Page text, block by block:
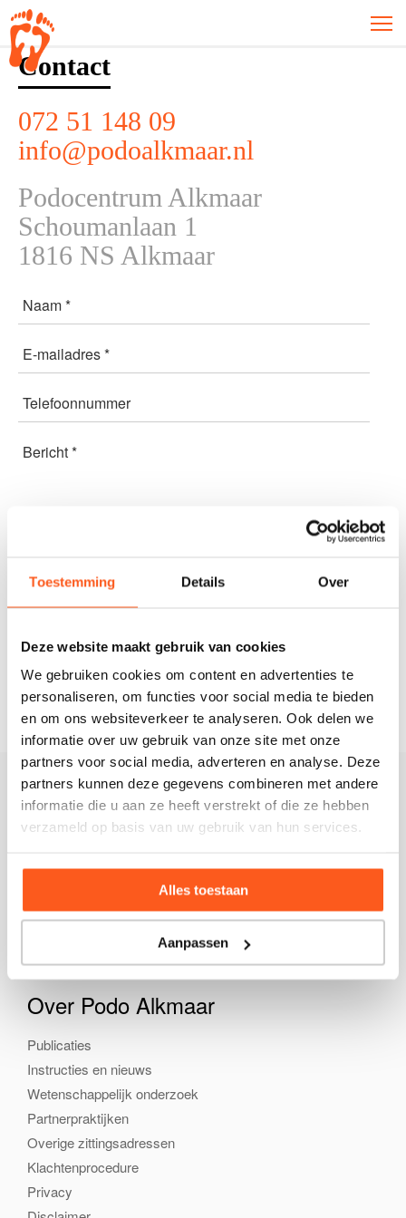
Toestemming Details Over
Deze website maakt gebruik van cookies
We gebruiken cookies om content en advertenties te
personaliseren, om functies voor social media te bieden
en om ons websiteverkeer te analyseren. Ook delen we
informatie over uw gebruik van onze site met onze
partners voor social media, adverteren en analyse. Deze
partners kunnen deze gegevens combineren met andere
informatie die u aan ze heeft verstrekt of die ze hebben
verzameld op basis van uw gebruik van hun services.
Alles toestaan
Aanpassen
Contact
072 51 148 09
info@podoalkmaar.nl
Podocentrum Alkmaar
Schoumanlaan 1
1816 NS Alkmaar
Naam *
E-mailadres *
Telefoonnummer
Bericht *
De Praktijk
Klachten
Zolen & Sandalen
Tarieven en vergoedingen
Over Podo Alkmaar
Publicaties
Instructies en nieuws
Wetenschappelijk onderzoek
Partnerpraktijken
Overige zittingsadressen
Klachtenprocedure
Privacy